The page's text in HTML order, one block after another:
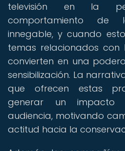
televisión en la
comportamiento de
innegable, y cuando
temas relacionados con
convierten en una
sensibilización. La
que ofrecen estas
generar un
audiencia, motivando
actitud hacia la